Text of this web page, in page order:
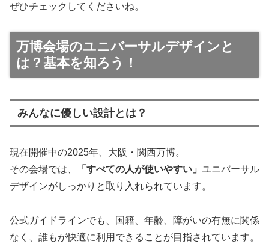
ぜひチェックしてくださいね。
万博会場のユニバーサルデザインと
は？基本を知ろう！
みんなに優しい設計とは？
現在開催中の2025年、大阪・関西万博。
その会場では、
「すべての人が使いやすい」 ユニバーサル
デザインがしっかりと取り入れられています。
公式ガイドラインでも、国籍、年齢、障がいの有無に関係
なく、誰もが快適に利用できることが目指されています。